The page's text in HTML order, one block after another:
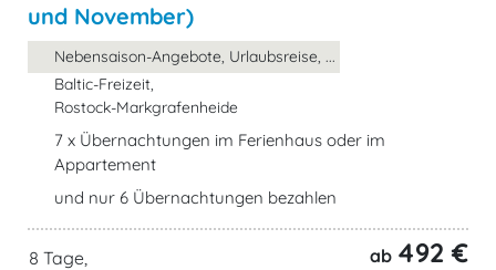
und November)
Nebensaison-Angebote, Urlaubsreise, ...
Baltic-Freizeit,
Rostock-Markgrafenheide
7 x Übernachtungen im Ferienhaus oder im
Appartement
und nur 6 Übernachtungen bezahlen
8 Tage, ab 492 €